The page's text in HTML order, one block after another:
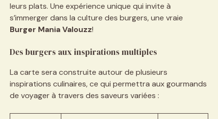
leurs plats. Une expérience unique qui invite à
s’immerger dans la culture des burgers, une vraie
Burger Mania Valouzz!
Des burgers aux inspirations multiples
La carte sera construite autour de plusieurs
inspirations culinaires, ce qui permettra aux gourmands
de voyager à travers des saveurs variées :